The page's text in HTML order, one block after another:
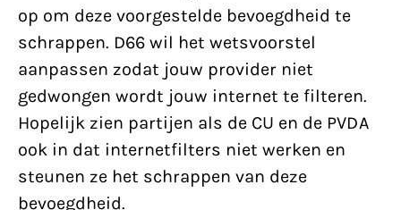
op om deze voorgestelde bevoegdheid te
schrappen. D66 wil het wetsvoorstel
aanpassen zodat jouw provider niet
gedwongen wordt jouw internet te filteren.
Hopelijk zien partijen als de CU en de PVDA
ook in dat internetfilters niet werken en
steunen ze het schrappen van deze
bevoegdheid.